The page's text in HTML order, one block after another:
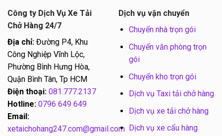
Công ty Dịch Vụ Xe Tải
Chở Hàng 24/7
Địa chỉ: Đường P4, Khu
Công Nghiệp Vĩnh Lộc,
Phường Bình Hưng Hòa,
Quận Bình Tân, Tp HCM
Điện thoại: 081.777.2137
Hotline: 0796 649 649
Email:
xetaichohang247.com@gmail.com
Dịch vụ vận chuyển
Chuyển nhà trọn gói
Chuyển văn phòng trọn
gói
Chuyển kho trọn gói
Dịch vụ Taxi tải chở hàng
Dịch vụ xe tải chở hàng
Dịch vụ xe cẩu hàng